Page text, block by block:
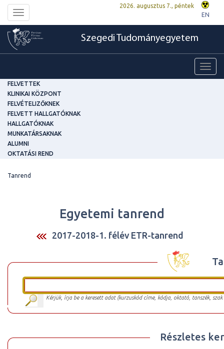
Toggle
navigation
2026. augusztus 7., péntek
EN
Szegedi Tudományegyetem
FELVETTEK
KLINIKAI KÖZPONT
FELVÉTELIZŐKNEK
FELVETT HALLGATÓKNAK
HALLGATÓKNAK
MUNKATÁRSAKNAK
ALUMNI
OKTATÁSI REND
Tanrend
Egyetemi tanrend
2017-2018-1. félév ETR-tanrend
Kérjük, írja be a keresett adat (kurzuskód címe, kódja, oktató, tanszék,
Részletes